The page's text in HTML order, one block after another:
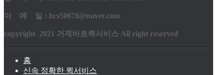
이 메 일 : bcs50678@naver.com
copyright 2021 거제바로퀵서비스 All right reserved
홈
신속 정확한 퀵서비스